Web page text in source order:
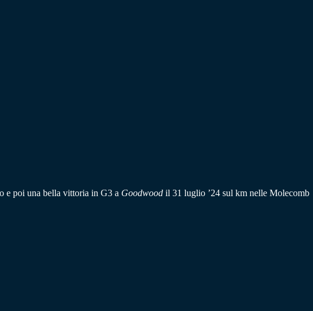
e poi una bella vittoria in G3 a Goodwood il 31 luglio ’24 sul km nelle Molecomb